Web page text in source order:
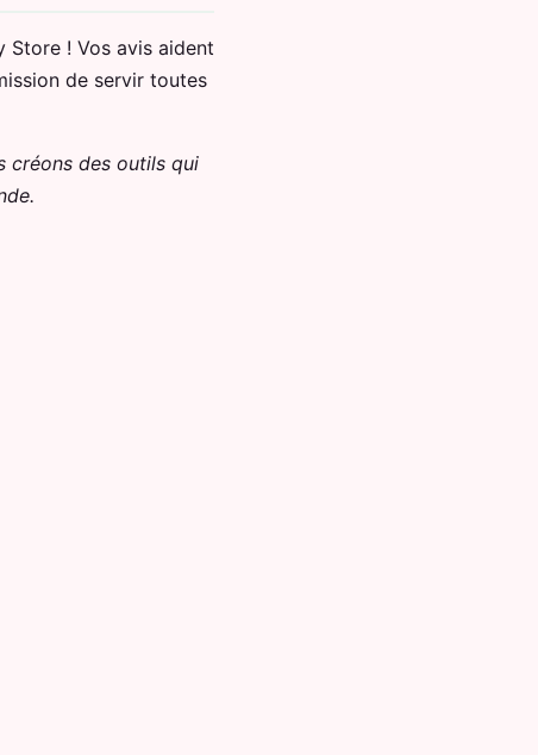
Store ! Vos avis aident
de servir toutes
créons des outils qui